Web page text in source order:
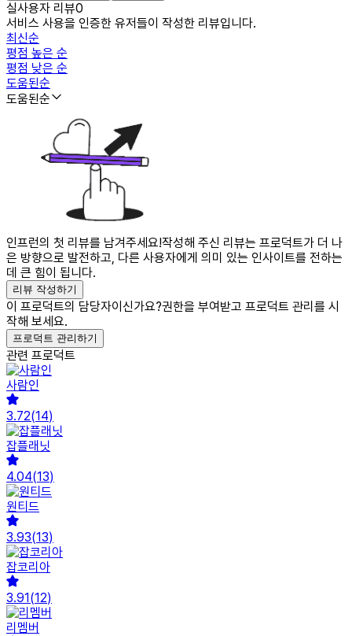
실사용자 리뷰0
서비스 사용을 인증한 유저들이 작성한 리뷰입니다.
최신순
평점 높은 순
평점 낮은 순
도움된순
도움된순
인프런의 첫 리뷰를 남겨주세요!작성해 주신 리뷰는 프로덕트가 더 나
은 방향으로 발전하고, 다른 사용자에게 의미 있는 인사이트를 전하는
데 큰 힘이 됩니다.
리뷰 작성하기
이 프로덕트의 담당자이신가요?권한을 부여받고 프로덕트 관리를 시
작해 보세요.
프로덕트 관리하기
관련 프로덕트
사람인
3.72(14)
잡플래닛
4.04(13)
원티드
3.93(13)
잡코리아
3.91(12)
리멤버